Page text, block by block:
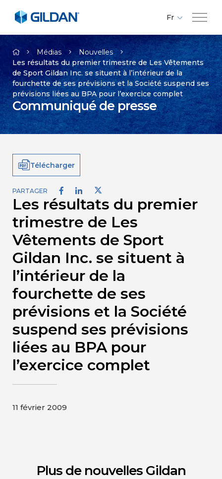
Compagnie
Marques
Investisseurs
Médias
Carrières
Contact
Page d’accueil de Gildan et
HanesBrands
Fr
En
Es
Médias
Nouvelles
Les résultats du premier trimestre de Les Vêtements
de Sport Gildan Inc. se situent à l’intérieur de la
fourchette de ses prévisions et la Société suspend ses
prévisions liées au BPA pour l’exercice complet
Communiqué de presse
Télécharger
PARTAGER
Les résultats du premier
trimestre de Les
Vêtements de Sport
Gildan Inc. se situent à
l’intérieur de la
fourchette de ses
prévisions et la Société
suspend ses prévisions
liées au BPA pour
l’exercice complet
11 février 2009
Plus de nouvelles Gildan